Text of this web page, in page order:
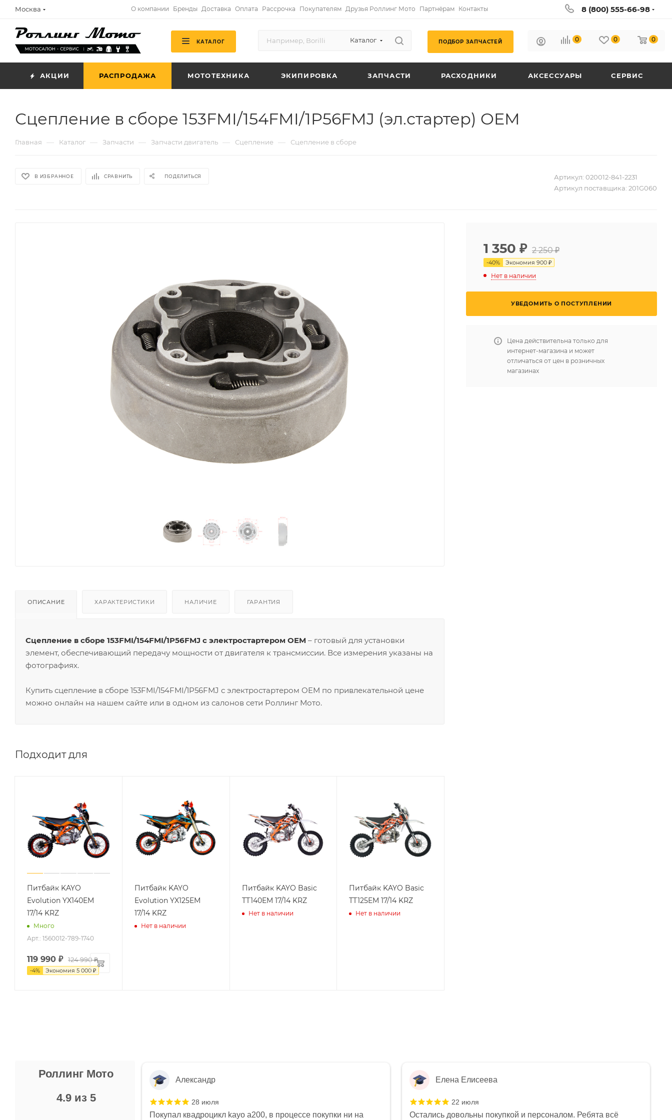
Москва О компании Бренды Доставка Оплата Рассрочка Покупателям Друзья Роллинг Мото Партнёрам Контакты 8 (800) 555-66-98
КАТАЛОГ Каталог ПОДБОР ЗАПЧАСТЕЙ 0 0 0
АКЦИИ РАСПРОДАЖА МОТОТЕХНИКА ЭКИПИРОВКА ЗАПЧАСТИ РАСХОДНИКИ АКСЕССУАРЫ СЕРВИС
Сцепление в сборе 153FMI/154FMI/1P56FMJ (эл.стартер) OEM
Главная — Каталог — Запчасти — Запчасти двигатель — Сцепление — Сцепление в сборе
В ИЗБРАННОЕ СРАВНИТЬ ПОДЕЛИТЬСЯ Артикул: 020012-841-2231
Артикул поставщика: 201G060
ОПИСАНИЕ ХАРАКТЕРИСТИКИ НАЛИЧИЕ ГАРАНТИЯ
Сцепление в сборе 153FMI/154FMI/1P56FMJ с электростартером OEM – готовый для установки
элемент, обеспечивающий передачу мощности от двигателя к трансмиссии. Все измерения указаны на
фотографиях.
Купить сцепление в сборе 153FMI/154FMI/1P56FMJ с электростартером OEM по привлекательной цене
можно онлайн на нашем сайте или в одном из салонов сети Роллинг Мото.
Подходит для
Питбайк KAYO
Evolution YX140EM
17/14 KRZ
Много
Арт.: 1560012-789-1740
119 990 ₽ 124 990 ₽
-4% Экономия 5 000 ₽
Питбайк KAYO
Evolution YX125EM
17/14 KRZ
Нет в наличии
Питбайк KAYO Basic
TT140EM 17/14 KRZ
Нет в наличии
Питбайк KAYO Basic
TT125EM 17/14 KRZ
Нет в наличии
1 350 ₽ 2 250 ₽
-40% Экономия 900 ₽
Нет в наличии
УВЕДОМИТЬ О ПОСТУПЛЕНИИ
Цена действительна только для
интернет-магазина и может
отличаться от цен в розничных
магазинах
Роллинг Мото
4.9 из 5
Александр
28 июля
Покупал квадроцикл kayo a200, в процессе покупки ни на
Елена Елисеева
22 июля
Остались довольны покупкой и персоналом. Ребята всё